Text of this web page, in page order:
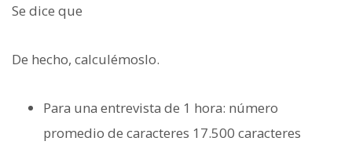
Se dice que
De hecho, calculémoslo.
Para una entrevista de 1 hora: número
promedio de caracteres 17.500 caracteres